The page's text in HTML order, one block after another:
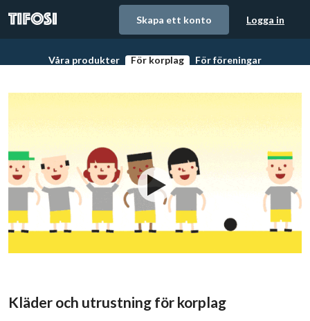
Skapa ett konto Logga in
Våra produkter
För korplag
För föreningar
Kläder och utrustning för korplag